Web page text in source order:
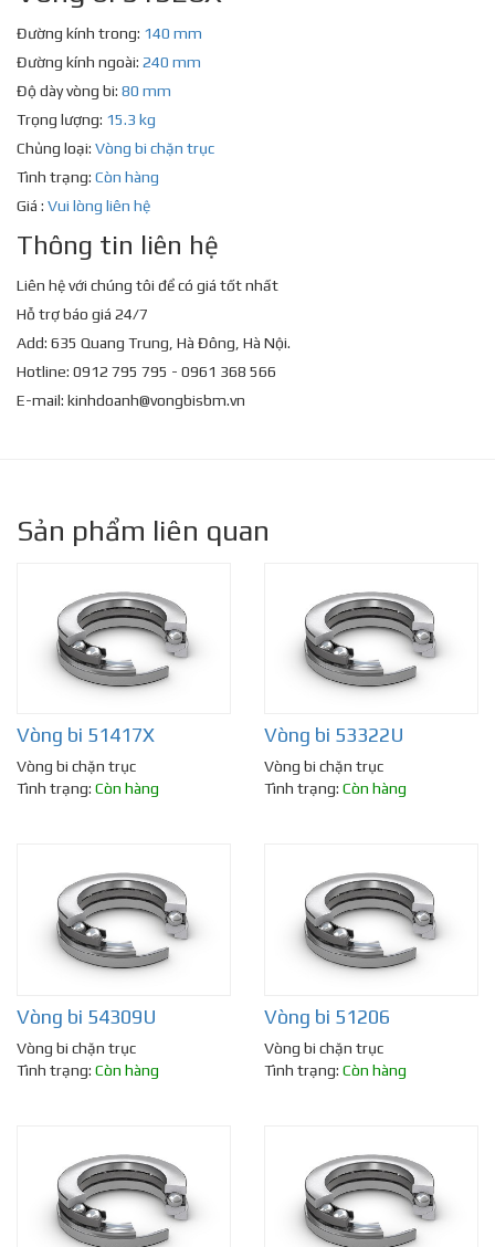
Đường kính trong: 140 mm
Đường kính ngoài: 240 mm
Độ dày vòng bi: 80 mm
Trọng lượng: 15.3 kg
Chủng loại: Vòng bi chặn trục
Tình trạng: Còn hàng
Giá : Vui lòng liên hệ
Thông tin liên hệ
Liên hệ với chúng tôi để có giá tốt nhất
Hỗ trợ báo giá 24/7
Add: 635 Quang Trung, Hà Đông, Hà Nội.
Hotline: 0912 795 795 - 0961 368 566
E-mail: kinhdoanh@vongbisbm.vn
Sản phẩm liên quan
Vòng bi 51417X
Vòng bi chặn trục
Tình trạng: Còn hàng
Vòng bi 53322U
Vòng bi chặn trục
Tình trạng: Còn hàng
Vòng bi 54309U
Vòng bi chặn trục
Tình trạng: Còn hàng
Vòng bi 51206
Vòng bi chặn trục
Tình trạng: Còn hàng